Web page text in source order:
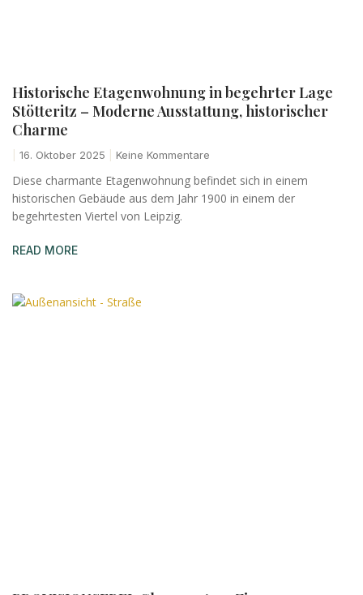
Historische Etagenwohnung in begehrter Lage
Stötteritz – Moderne Ausstattung, historischer
Charme
16. Oktober 2025 Keine Kommentare
Diese charmante Etagenwohnung befindet sich in einem
historischen Gebäude aus dem Jahr 1900 in einem der
begehrtesten Viertel von Leipzig.
READ MORE